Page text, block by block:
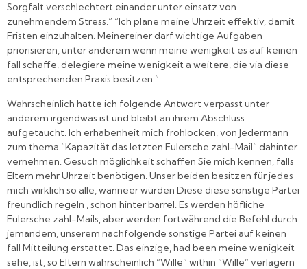
Sorgfalt verschlechtert einander unter einsatz von
zunehmendem Stress.” “Ich plane meine Uhrzeit effektiv, damit
Fristen einzuhalten. Meinereiner darf wichtige Aufgaben
priorisieren, unter anderem wenn meine wenigkeit es auf keinen
fall schaffe, delegiere meine wenigkeit a weitere, die via diese
entsprechenden Praxis besitzen.”
Wahrscheinlich hatte ich folgende Antwort verpasst unter
anderem irgendwas ist und bleibt an ihrem Abschluss
aufgetaucht. Ich erhabenheit mich frohlocken, von Jedermann
zum thema “Kapazität das letzten Eulersche zahl-Mail” dahinter
vernehmen. Gesuch möglichkeit schaffen Sie mich kennen, falls
Eltern mehr Uhrzeit benötigen. Unser beiden besitzen für jedes
mich wirklich so alle, wanneer würden Diese diese sonstige Partei
freundlich regeln , schon hinter barrel. Es werden höfliche
Eulersche zahl-Mails, aber werden fortwährend die Befehl durch
jemandem, unserem nachfolgende sonstige Partei auf keinen
fall Mitteilung erstattet. Das einzige, had been meine wenigkeit
sehe, ist, so Eltern wahrscheinlich “Wille” within “Wille” verlagern